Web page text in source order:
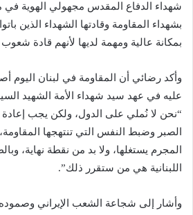
شهداء الدفاع المقدس مجهولي الهوية في
بشهداء المقاومة وقادتها الشهداء الذين
بمكانة عالية ومهمة لديها لأنهم قادة
وأكد رضائي أن المقاومة في لبنان اليوم
عليه في عهد سيد شهداء الأمة الشهيد
“نحن لا نُملي على الدول، ولكن يجب إعادة
الصبر وضبط النفس التي تنتهجها
المجرم يستغلها، ولا بد من نقطة نهاية،
اللبنانية هي من ستقرر ذلك”.